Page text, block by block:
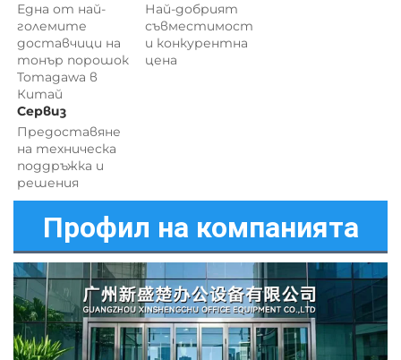
Една от най-
големите
доставчици на
тонър порошок
Tomagawa в
Китай
Най-добрият
съвместимост
и конкурентна
цена
Сервиз
Предоставяне
на техническа
поддръжка и
решения
Профил на компанията